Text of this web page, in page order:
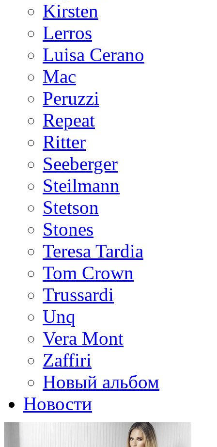
Kirsten
Lerros
Luisa Cerano
Mac
Peruzzi
Repeat
Ritter
Seeberger
Steilmann
Stetson
Stones
Teresa Tardia
Tom Crown
Trussardi
Unq
Vera Mont
Zaffiri
Новый альбом
Новости